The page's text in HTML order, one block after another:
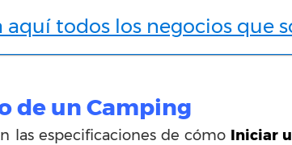
aquí todos los negocios que
de un Camping
las especificaciones de cómo Iniciar